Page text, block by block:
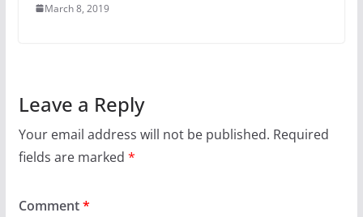
March 8, 2019
Leave a Reply
Your email address will not be published. Required
fields are marked *
Comment*